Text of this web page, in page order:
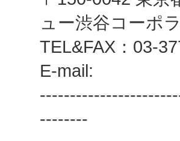
ュー渋谷コー
TEL&FAX：03-
E-mail:
--------